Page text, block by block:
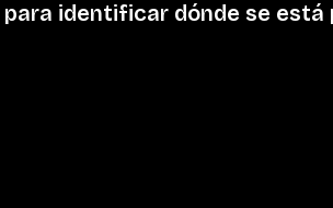
identificar dónde se está